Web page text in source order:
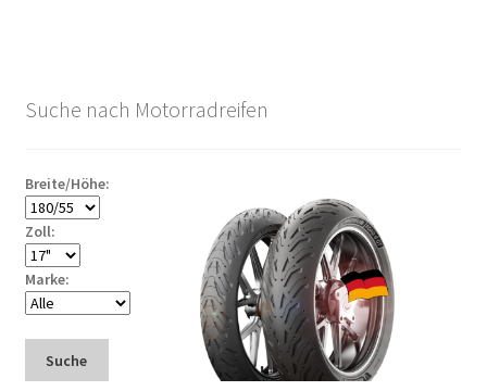
Suche nach Motorradreifen
Breite/Höhe:
Zoll:
Marke:
Suche